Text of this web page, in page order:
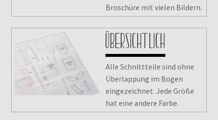
Broschüre mit vielen Bildern.
Übersichtlich
Alle Schnittteile sind ohne
Überlappung im Bogen
eingezeichnet. Jede Größe
hat eine andere Farbe.